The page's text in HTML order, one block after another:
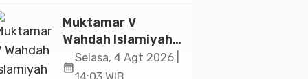
Taekwondo
Indonesia Open
2026
Muktamar V
Wahdah Islamiyah
Akan Kukuhkan
10.000 Guru Al-
calendar_month
Selasa, 4 Agt 2026 |